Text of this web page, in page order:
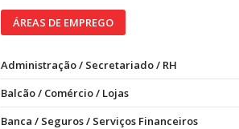
ÁREAS DE EMPREGO
Administração / Secretariado / RH
Balcão / Comércio / Lojas
Banca / Seguros / Serviços Financeiros